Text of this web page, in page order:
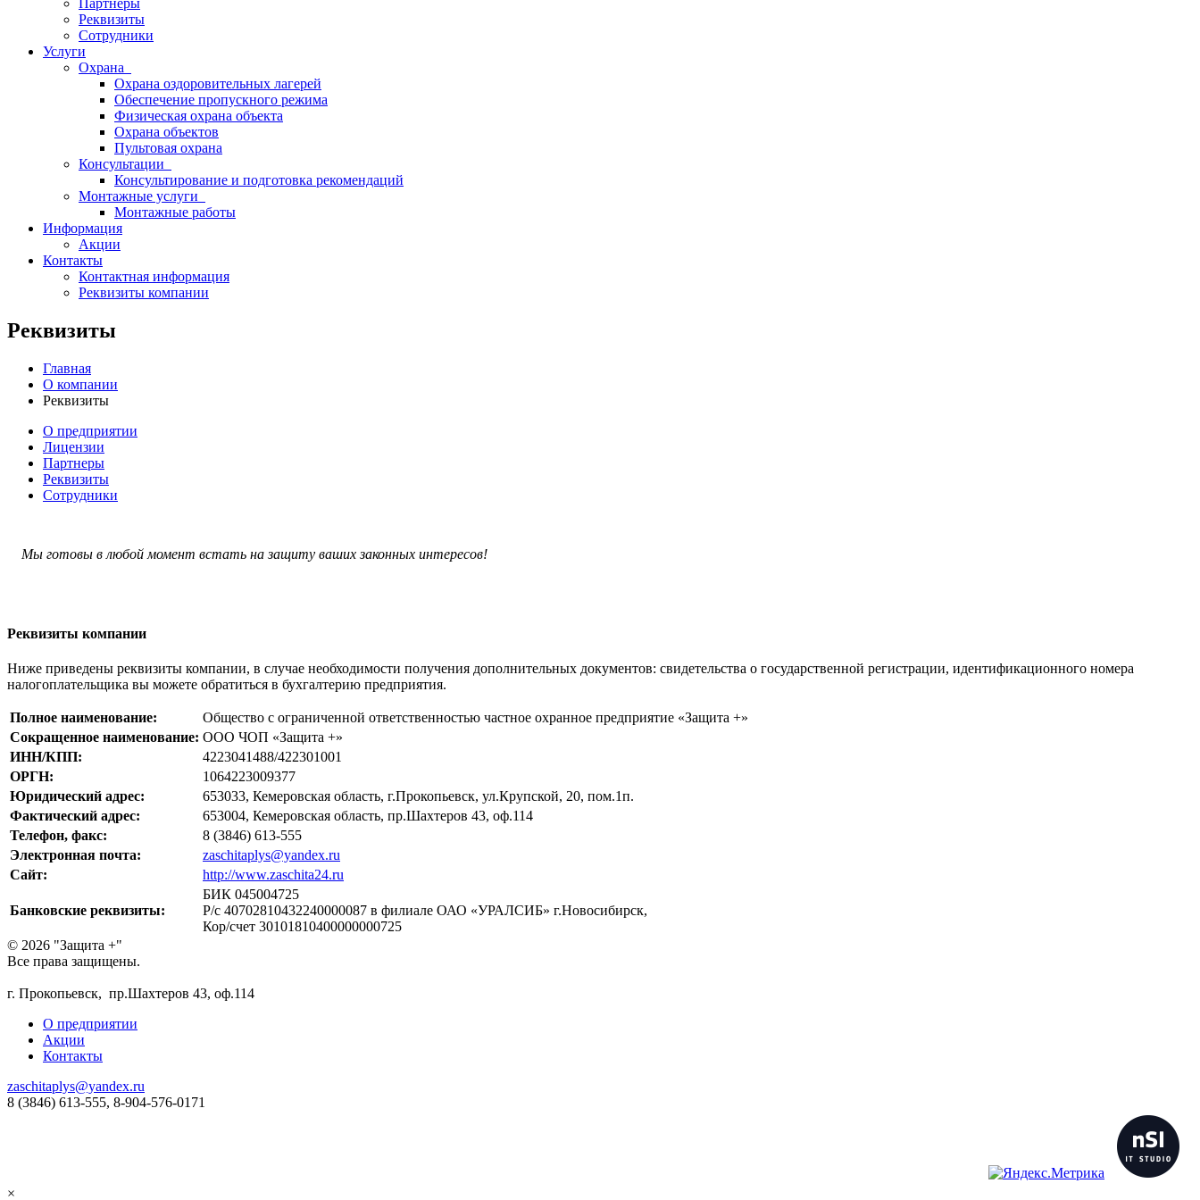
Партнеры
Реквизиты
Сотрудники
Услуги
Охрана
Охрана оздоровительных лагерей
Обеспечение пропускного режима
Физическая охрана объекта
Охрана объектов
Пультовая охрана
Консультации
Консультирование и подготовка рекомендаций
Монтажные услуги
Монтажные работы
Информация
Акции
Контакты
Контактная информация
Реквизиты компании
Реквизиты
Главная
О компании
Реквизиты
О предприятии
Лицензии
Партнеры
Реквизиты
Сотрудники
Мы готовы в любой момент встать на защиту ваших законных интересов!
Реквизиты компании
Ниже приведены реквизиты компании, в случае необходимости получения дополнительных документов: свидетельства о государственной регистрации, идентификационного номера
налогоплательщика вы можете обратиться в бухгалтерию предприятия.
Полное наименование:
Общество с ограниченной ответственностью частное охранное предприятие «Защита +»
Сокращенное наименование: ООО ЧОП «Защита +»
ИНН/КПП:
4223041488/422301001
ОРГН:
1064223009377
Юридический адрес:
653033, Кемеровская область, г.Прокопьевск, ул.Крупской, 20, пом.1п.
Фактический адрес:
653004, Кемеровская область, пр.Шахтеров 43, оф.114
Телефон, факс:
8 (3846) 613-555
Электронная почта:
zaschitaplys@yandex.ru
Сайт:
http://www.zaschita24.ru
Банковские реквизиты:
БИК 045004725
Р/с 40702810432240000087 в филиале ОАО «УРАЛСИБ» г.Новосибирск,
Кор/счет 30101810400000000725
© 2026 "Защита +"
Все права защищены.
г. Прокопьевск, пр.Шахтеров 43, оф.114
О предприятии
Акции
Контакты
zaschitaplys@yandex.ru
8 (3846) 613-555, 8-904-576-0171
×